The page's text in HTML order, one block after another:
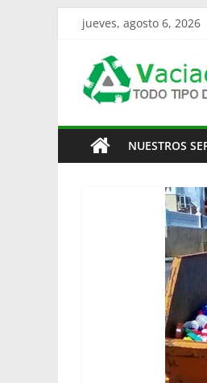
Saltar
contenido
jueves, agosto 6, 2026
Pisos
NUESTROS